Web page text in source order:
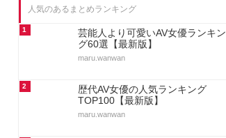
人気のあるまとめランキング
1
芸能人より可愛いAV女優ランキン
グ60選【最新版】
maru.wanwan
2
歴代AV女優の人気ランキング
TOP100【最新版】
maru.wanwan